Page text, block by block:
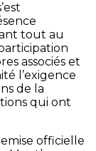
tout au
associés et
l’exigence
de la
qui ont
officielle